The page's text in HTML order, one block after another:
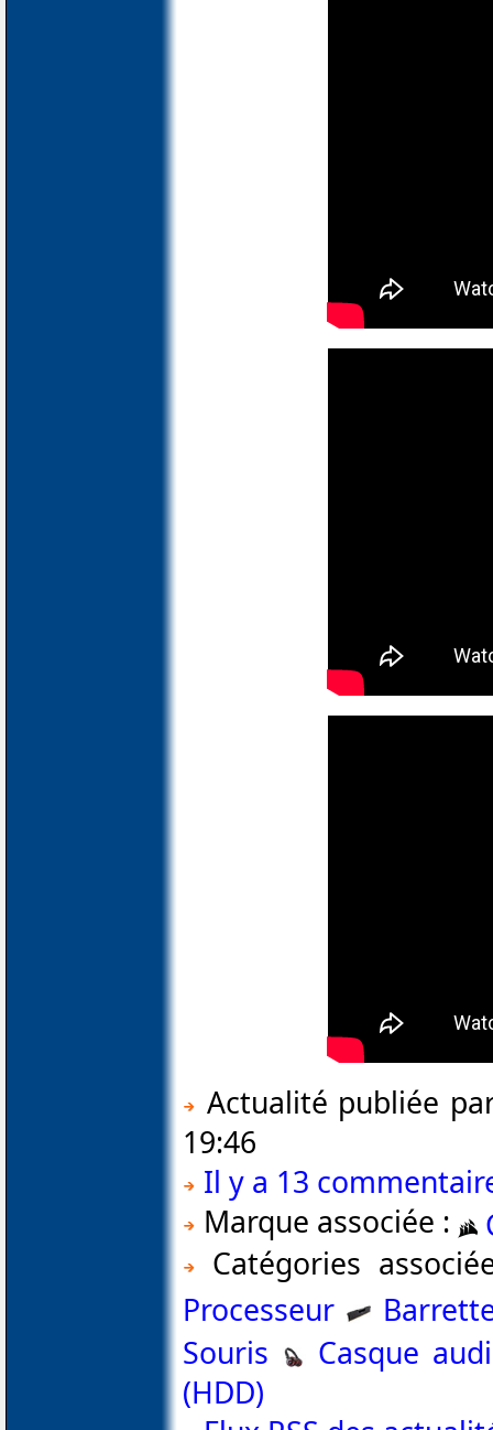
Actualité publiée
19:46
Il y a 13
Marque associée :
Catégories
Processeur
Souris
Casque
(HDD)